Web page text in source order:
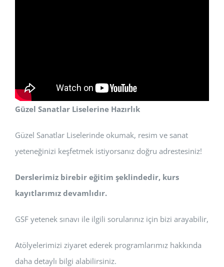
Güzel Sanatlar Liselerine Hazırlık
Güzel Sanatlar Liselerinde okumak, resim ve sanat
yeteneğinizi keşfetmek istiyorsanız doğru adrestesiniz!
Derslerimiz birebir eğitim şeklindedir, kurs
kayıtlarımız devamlıdır.
GSF yetenek sınavı ile ilgili sorularınız için bizi arayabilir,
Atölyelerimizi ziyaret ederek programlarımız hakkında
daha detaylı bilgi alabilirsiniz.